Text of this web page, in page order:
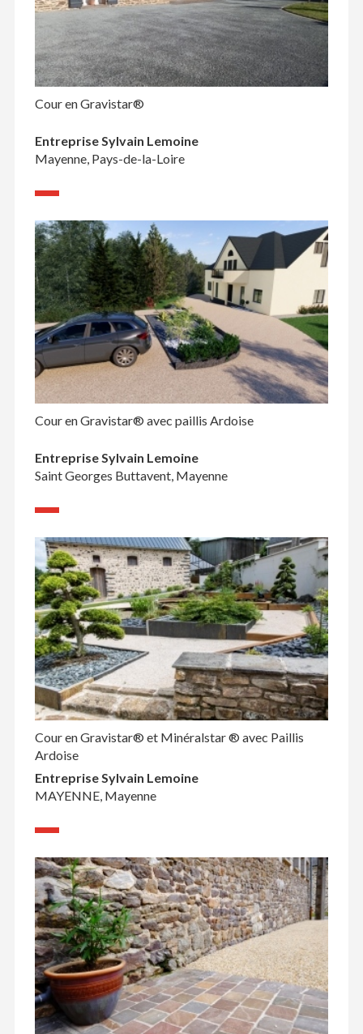
Cour en Gravistar®
Entreprise Sylvain Lemoine
Mayenne, Pays-de-la-Loire
Cour en Gravistar® avec paillis Ardoise
Entreprise Sylvain Lemoine
Saint Georges Buttavent, Mayenne
Cour en Gravistar® et Minéralstar ® avec Paillis
Ardoise
Entreprise Sylvain Lemoine
MAYENNE, Mayenne